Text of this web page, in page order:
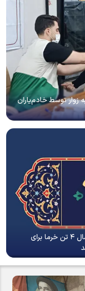
نجف به زوار توسط خادم‌یاران
از اعلام شعار محوری دهه پایانی صفر تا ارسال ۴ تن خرما برای